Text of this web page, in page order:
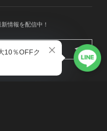
情報を配信中！